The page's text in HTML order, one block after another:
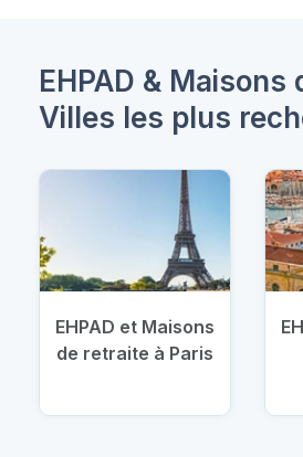
EHPAD & Maisons
Villes les plus
EHPAD et Maisons
de retraite à Paris